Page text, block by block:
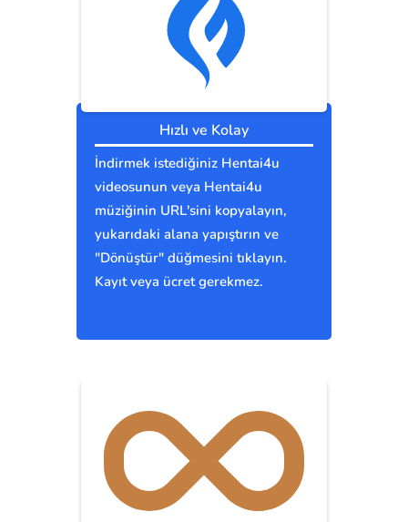
Hızlı ve Kolay
İndirmek istediğiniz Hentai4u
videosunun veya Hentai4u
müziğinin URL'sini kopyalayın,
yukarıdaki alana yapıştırın ve
"Dönüştür" düğmesini tıklayın.
Kayıt veya ücret gerekmez.